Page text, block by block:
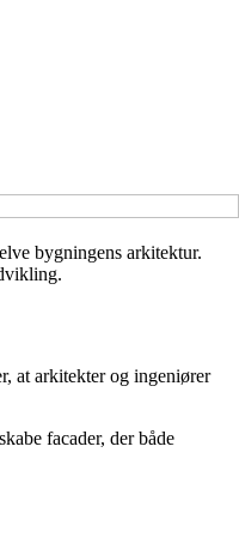
bygningens arkitektur.
at arkitekter og ingeniører
facader, der både